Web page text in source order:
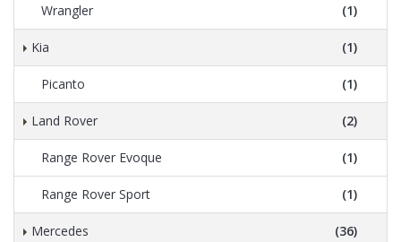
Wrangler (1)
Kia (1)
Picanto (1)
Land Rover (2)
Range Rover Evoque (1)
Range Rover Sport (1)
Mercedes (36)